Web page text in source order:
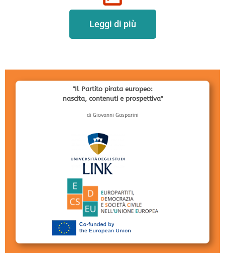
Leggi di più
"Il Partito pirata europeo:
nascita, contenuti e prospettiva"
di Giovanni Gasparini